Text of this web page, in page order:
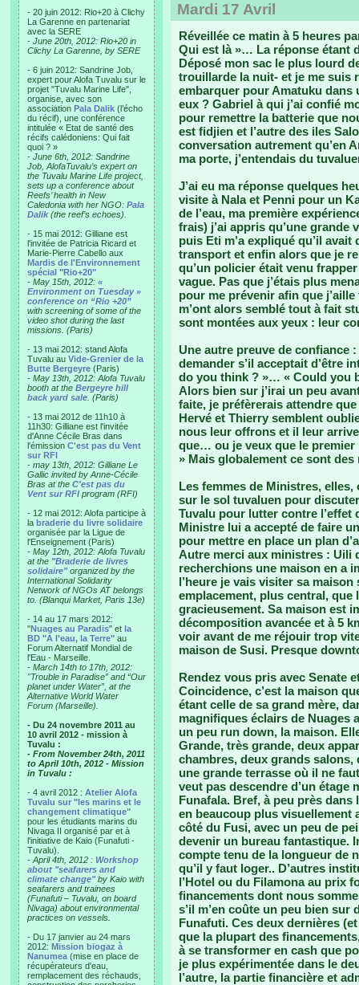
- 20 juin 2012: Rio+20 à Clichy
La Garenne en partenariat
avec la SERE
- June 20th, 2012: Rio+20 in
Clichy La Garenne, by SERE
- 6 juin 2012: Sandrine Job,
expert pour Alofa Tuvalu sur le
projet "Tuvalu Marine Life",
organise, avec son
association Pala Dalik (l’écho
du récif), une conférence
intitulée « Etat de santé des
récifs calédoniens: Qui fait
quoi ? »
- June 6th, 2012: Sandrine
Job, AlofaTuvalu’s expert on
the Tuvalu Marine Life project,
sets up a conference about
Reefs’ health in New
Caledonia with her NGO: Pala
Dalik (the reef’s echoes).
- 15 mai 2012: Gilliane est
l'invitée de Patricia Ricard et
Marie-Pierre Cabello aux
Mardis de l'Environnement
spécial "Rio+20"
- May 15th, 2012: «
Environment on Tuesday »
conference on “Rio +20”
with screening of some of the
video shot during the last
missions. (Paris)
- 13 mai 2012: stand Alofa
Tuvalu au Vide-Grenier de la
Butte Bergeyre (Paris)
- May 13th, 2012: Alofa Tuvalu
booth at the Bergeyre hill
back yard sale . (Paris)
- 13 mai 2012 de 11h10 à
11h30: Gilliane est l'invitée
d'Anne Cécile Bras dans
l'émission C'est pas du Vent
sur RFI
- may 13th, 2012: Gilliane Le
Gallic invited by Anne-Cécile
Bras at the C'est pas du
Vent sur RFI program (RFI)
- 12 mai 2012: Alofa participe à
la braderie du livre solidaire
organisée par la Ligue de
l'Enseignement (Paris)
- May 12th, 2012: Alofa Tuvalu
at the "Braderie de livres
solidaire"organized by the
International Solidarity
Network of NGOs AT belongs
to. (Blanqui Market, Paris 13e)
- 14 au 17 mars 2012:
"Nuages au Paradis" et la
BD "A l'eau, la Terre" au
Forum Alternatif Mondial de
l'Eau - Marseille.
- March 14th to 17th, 2012:
"Trouble in Paradise” and “Our
planet under Water”, at the
Alternative World Water
Forum (Marseille).
- Du 24 novembre 2011 au
10 avril 2012 - mission à
Tuvalu :
- From November 24th, 2011
to April 10th, 2012 - Mission
in Tuvalu :
- 4 avril 2012 : Atelier Alofa
Tuvalu sur "les marins et le
changement climatique"
pour les étudiants marins du
Nivaga II organisé par et à
l'initiative de Kaio (Funafuti -
Tuvalu).
- April 4th, 2012 : Workshop
about "seafarers and
climate change"by Kaio with
seafarers and trainees
(Funafuti – Tuvalu, on board
Nivaga) about environmental
practices on vessels.
- Du 17 janvier au 24 mars
2012: Mission biogaz à
Nanumea (mise en place de
récupérateurs d'eau,
remplacement des réchauds,
Mardi 17 Avril
Réveillée ce matin à 5 heures
Qui est là »… La réponse étant
Déposé mon sac le plus lourd
trouillarde la nuit- et je me suis
embarquer pour Amatuku
eux ? Gabriel à qui j’ai confié
pour remettre la batterie que
est fidjien et l’autre des iles
conversation autrement qu’en
ma porte, j’entendais du
J’ai eu ma réponse quelques
visite à Nala et Penni pour un
de l’eau, ma première
frais) j’ai appris qu’une grande
puis Eti m’a expliqué qu’il
transport et enfin alors que je
qu’un policier était venu
vague. Pas que j’étais plus
pour me prévenir afin que
m’ont alors semblé tout à fait
sont montées aux yeux : leur
Une autre preuve de confiance
demander s’il acceptait d’être
do you think ? »… « Could you
Alors bien sur j’irai un peu
faite, je préfèrerais attendre
Hervé et Thierry semblent
nous leur offrons et il leur
que… ou je veux que le
» Mais globalement ce sont des
Les femmes de Ministres,
sur le sol tuvaluen pour
Tuvalu pour lutter contre l’effet
Ministre lui a accepté de faire
pour mettre en place un plan
Autre merci aux ministres : Uili
recherchions une maison en a
l’heure je vais visiter sa
emplacement, plus central, que
gracieusement. Sa maison est
décomposition avancée et à 5
voir avant de me réjouir trop
maison de Susi. Presque
Rendez vous pris avec Senate
Coincidence, c’est la maison
étant celle de sa grand mère,
magnifiques éclairs de Nuages
un peu run down, la maison.
Grande, très grande, deux
chambres, deux grands
une grande terrasse où il ne
veut pas descendre d’un étage
Funafala. Bref, à peu près dans
en beaucoup plus visuellement
côté du Fusi, avec un peu de
devenir un bureau fantastique.
compte tenu de la longueur de
qu’il y faut loger.. D’autres
l’Hotel ou du Filamona au prix
financements dont nous
s’il m’en coûte un peu bien
Funafuti. Ces deux dernières
que la plupart des
à se transformer en cash que
je plus expérimentée dans le
l’autre, la partie financière et